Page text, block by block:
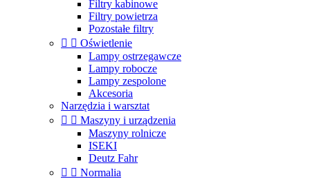
Filtry kabinowe
Filtry powietrza
Pozostałe filtry
  Oświetlenie
Lampy ostrzegawcze
Lampy robocze
Lampy zespolone
Akcesoria
Narzędzia i warsztat
  Maszyny i urządzenia
Maszyny rolnicze
ISEKI
Deutz Fahr
  Normalia